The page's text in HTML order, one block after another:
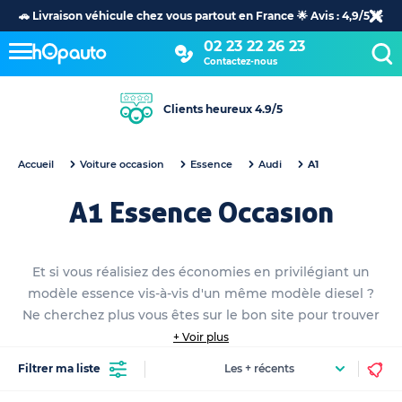
🚗 Livraison véhicule chez vous partout en France 🌟 Avis : 4,9/5 🌟
02 23 22 26 23
Contactez-nous
Clients heureux 4.9/5
Accueil Voiture occasion Essence Audi A1
A1 Essence Occasion
Et si vous réalisiez des économies en privilégiant un
modèle essence vis-à-vis d'un même modèle diesel ?
Ne cherchez plus vous êtes sur le bon site pour trouver
votre nouvelle A1 essence occasion. Parcourez notre
catalogue afin de trouver la voiture essence occasion et
plus particulièrement votre future auto parmi tous nos
+ Voir plus
Filtrer ma liste